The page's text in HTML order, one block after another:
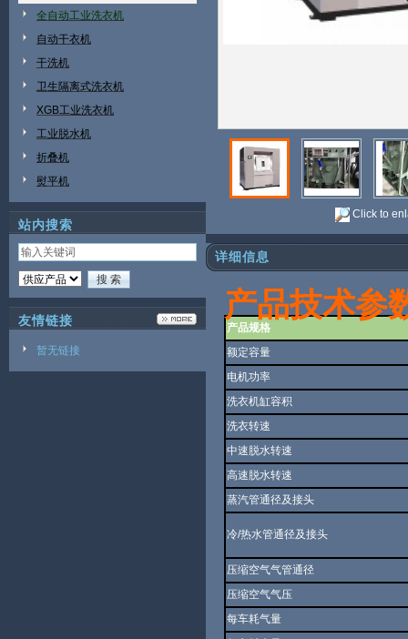
全自动工业洗衣机
自动干衣机
干洗机
卫生隔离式洗衣机
XGB工业洗衣机
工业脱水机
折叠机
熨平机
站内搜索
友情链接
暂无链接
Click to
详细信息
产品技术参
产品规格
额定容量
电机功率
洗衣机缸容积
洗衣转速
中速脱水转速
高速脱水转速
蒸汽管通径及接头
冷/热水管通径及接头
压缩空气气管通径
压缩空气气压
每车耗气量